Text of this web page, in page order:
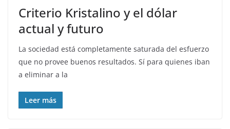
Criterio Kristalino y el dólar
actual y futuro
La sociedad está completamente saturada del esfuerzo
que no provee buenos resultados. Sí para quienes iban
a eliminar a la
Leer más